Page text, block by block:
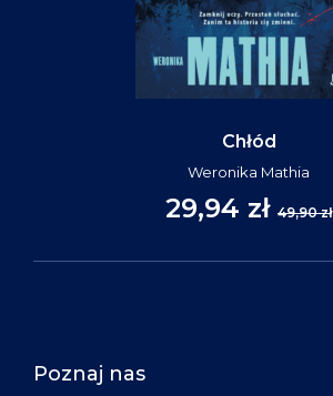
Chłód
Weronika Mathia
29,94 zł 49,90 zł
Poznaj nas